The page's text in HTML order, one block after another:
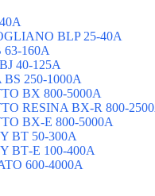
BLP 25-40А
160А
40-125А
250-1000А
BX 800-5000А
RESINA BX-R 800-
BX-Е 800-5000А
ВТ 50-300А
ВТ-Е 100-400А
600-4000А